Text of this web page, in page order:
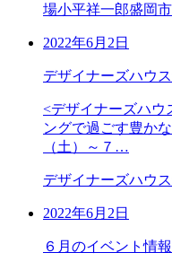
場小平祥一郎盛岡市
2022年6月2日
デザイナーズハウ
<デザイナーズハ
ングで過ごす豊か
（土）～７…
デザイナーズハウ
2022年6月2日
６月のイベント情報